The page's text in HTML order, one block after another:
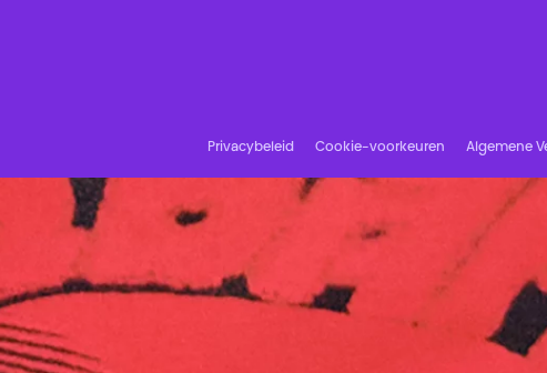
Privacybeleid Cookie-voorkeuren Algemene